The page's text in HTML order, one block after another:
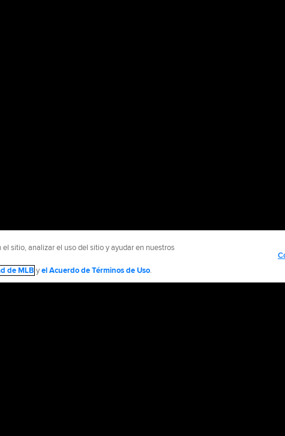
sitio, analizar el uso del sitio y ayudar en nuestros
de MLB yel Acuerdo de Términos de Uso.